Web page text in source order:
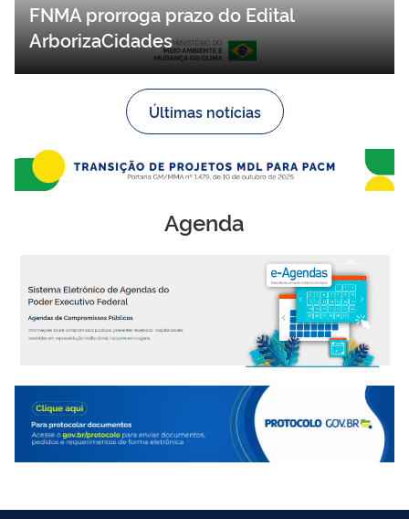
FNMA prorroga prazo do Edital
ArborizaCidades
Últimas notícias
Agenda